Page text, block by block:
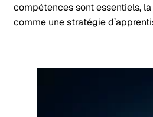
compétences sont essentiels,
comme une stratégie